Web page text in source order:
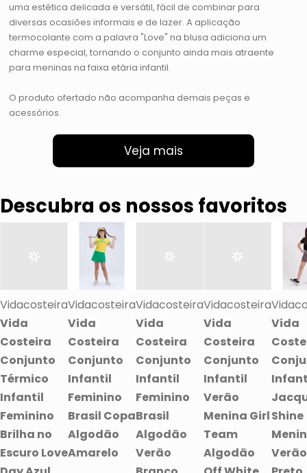
uma estética delicada e versátil, fácil de combinar para
diversas ocasiões informais e de lazer. A aplicação
termocolante com a palavra "Love" na blusa adiciona um
charme especial, tornando o conjunto ainda mais atraente
para meninas na faixa etária infantil.
O produto ofertado não acompanha demais peças e
acessórios.
Veja mais
Descubra os nossos favoritos
Vidacosteira
Vida
Costeira
Conjunto
Térmico
Infantil
Feminino
Brilha no
Escuro Love
Vidacosteira
Vida
Costeira
Conjunto
Infantil
Feminino
Brasil Copa
Algodão
Amarelo
Vidacosteira
Vida
Costeira
Conjunto
Infantil
Feminino
Brasil
Algodão
Verão
Vidacosteira
Vida
Costeira
Conjunto
Infantil
Verão
Menina Girl
Team
Algodão
Vida
Shine
Verão